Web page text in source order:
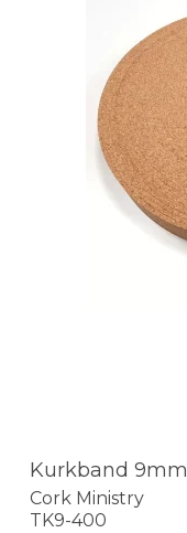
Kurkband
Cork Ministry
TK9-400